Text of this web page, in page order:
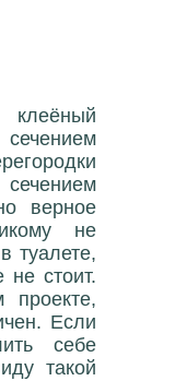
верное
не
туалете,
не стоит.
Если
себе
такой